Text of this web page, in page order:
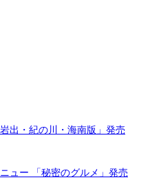
出・紀の川・海南版」発売
ュー 「秘密のグルメ」発売